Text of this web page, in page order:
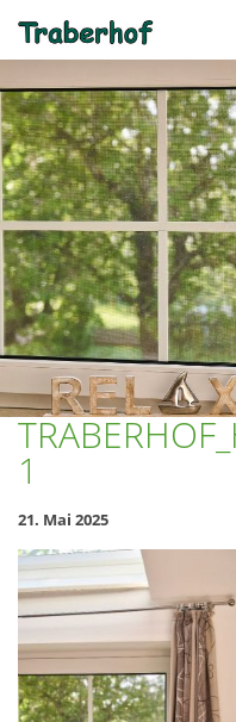
Skip to main content
1
21. Mai 2025